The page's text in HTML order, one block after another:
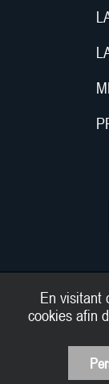
En visitant
cookies afin